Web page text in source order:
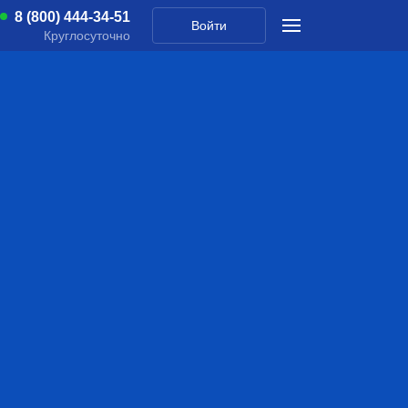
8 (800) 444-34-51
Круглосуточно
Войти